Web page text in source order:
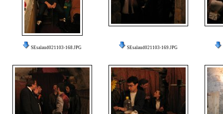
SEsalaud021103-168.JPG SEsalaud021103-169.JPG